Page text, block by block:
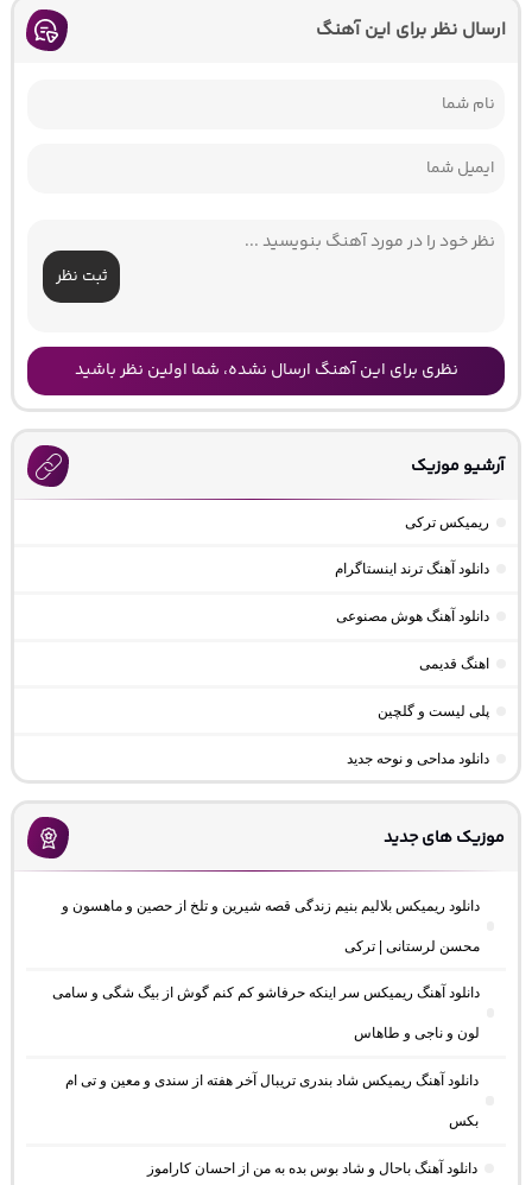
ارسال نظر برای این آهنگ
ثبت نظر
نظری برای این آهنگ ارسال نشده، شما اولین نظر باشید
آرشیو موزیک
ریمیکس ترکی
دانلود آهنگ ترند اینستاگرام
دانلود آهنگ هوش مصنوعی
اهنگ قدیمی
پلی لیست و گلچین
دانلود مداحی و نوحه جدید
موزیک های جدید
دانلود ریمیکس بلالیم بنیم زندگی قصه شیرین و تلخ از حصین و ماهسون و
محسن لرستانی | ترکی
دانلود آهنگ ریمیکس سر اینکه حرفاشو کم کنم گوش از بیگ شگی و سامی
لون و ناجی و طاهاس
دانلود آهنگ ریمیکس شاد بندری تریبال آخر هفته از سندی و معین و تی ام
بکس
دانلود آهنگ باحال و شاد بوس بده به من از احسان کاراموز